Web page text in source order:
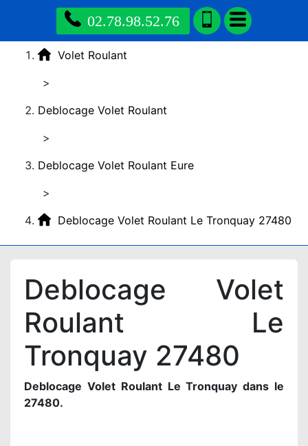
02.78.98.52.76
Volet Roulant
>
Deblocage Volet Roulant
>
Deblocage Volet Roulant Eure
>
Deblocage Volet Roulant Le Tronquay 27480
Deblocage Volet
Roulant Le
Tronquay 27480
Deblocage Volet Roulant Le Tronquay dans le
27480.